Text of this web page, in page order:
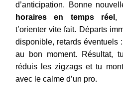
d’anticipation. Bonne
horaires en temps réel ,
t’orienter vite fait. Départs
disponible, retards éventuels
au bon moment. Résultat,
réduis les zigzags et tu
avec le calme d’un pro.